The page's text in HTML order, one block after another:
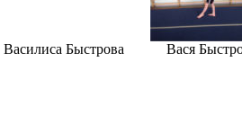
Василиса Быстрова Вася